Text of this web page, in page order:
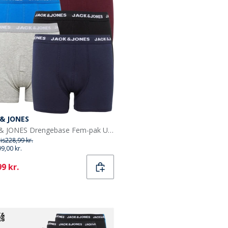
JONES
JACK & JONES Drengebase Fem-pak Underbukser Multi
228,99 kr.
kr.
kr.